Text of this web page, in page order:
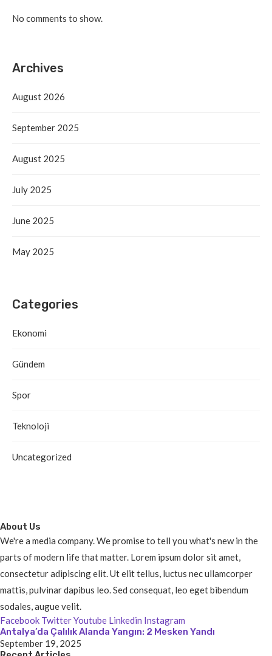
No comments to show.
Archives
August 2026
September 2025
August 2025
July 2025
June 2025
May 2025
Categories
Ekonomi
Gündem
Spor
Teknoloji
Uncategorized
About Us
We're a media company. We promise to tell you what's new in the
parts of modern life that matter. Lorem ipsum dolor sit amet,
consectetur adipiscing elit. Ut elit tellus, luctus nec ullamcorper
mattis, pulvinar dapibus leo. Sed consequat, leo eget bibendum
sodales, augue velit.
Facebook TwitterYoutube Linkedin Instagram
Antalya’da Çalılık Alanda Yangın: 2 Mesken Yandı
September 19, 2025